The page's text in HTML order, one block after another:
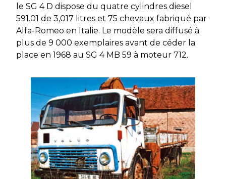
le SG 4 D dispose du quatre cylindres diesel
591.01 de 3,017 litres et 75 chevaux fabriqué par
Alfa-Romeo en Italie. Le modèle sera diffusé à
plus de 9 000 exemplaires avant de céder la
place en 1968 au SG 4 MB 59 à moteur 712.